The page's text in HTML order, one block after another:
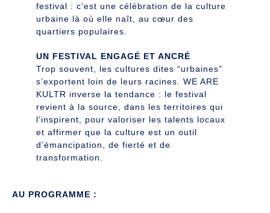
festival : c’est une célébration de la culture
urbaine là où elle naît, au cœur des
quartiers populaires.
UN FESTIVAL ENGAGÉ ET ANCRÉ
Trop souvent, les cultures dites “urbaines”
s’exportent loin de leurs racines. WE ARE
KULTR inverse la tendance : le festival
revient à la source, dans les territoires qui
l’inspirent, pour valoriser les talents locaux
et affirmer que la culture est un outil
d’émancipation, de fierté et de
transformation.
AU PROGRAMME :